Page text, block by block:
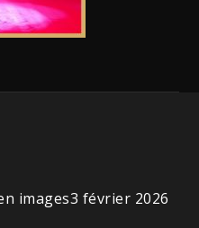
images3 février 2026